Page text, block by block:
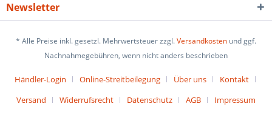
Newsletter
* Alle Preise inkl. gesetzl. Mehrwertsteuer zzgl.Versandkosten und ggf.
Nachnahmegebühren, wenn nicht anders beschrieben
Händler-Login Online-Streitbeilegung Über uns
Kontakt
Versand
Widerrufsrecht Datenschutz AGB Impressum